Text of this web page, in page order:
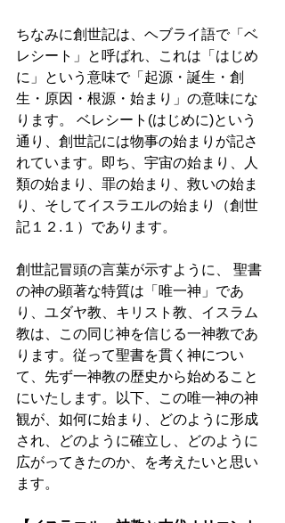
ちなみに創世記は、ヘブライ語で「ベ
レシート」と呼ばれ、これは「はじめ
に」という意味で「起源・誕生・創
生・原因・根源・始まり」の意味にな
ります。 ベレシート(はじめに)という
通り、創世記には物事の始まりが記さ
れています。即ち、宇宙の始まり、人
類の始まり、罪の始まり、救いの始ま
り、そしてイスラエルの始まり（創世
記１２.１）であります。
創世記冒頭の言葉が示すように、 聖書
の神の顕著な特質は「唯一神」であ
り、ユダヤ教、キリスト教、イスラム
教は、この同じ神を信じる一神教であ
ります。従って聖書を貫く神につい
て、先ず一神教の歴史から始めること
にいたします。以下、この唯一神の神
観が、如何に始まり、どのように形成
され、どのように確立し、どのように
広がってきたのか、を考えたいと思い
ます。